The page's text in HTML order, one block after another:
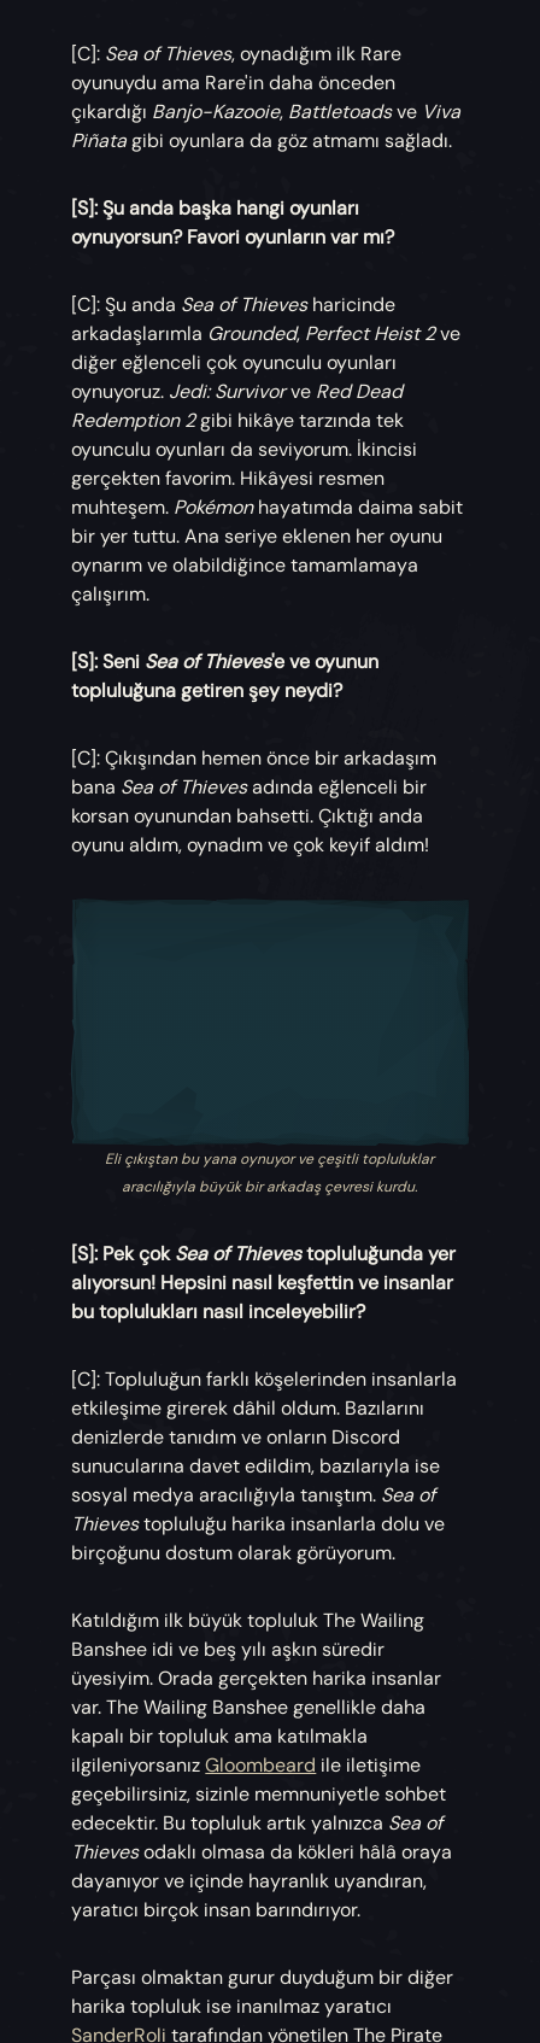
[C]: Sea of Thieves, oynadığım ilk Rare
oyunuydu ama Rare'in daha önceden
çıkardığı Banjo-Kazooie, Battletoadsve Viva
Piñatagibi oyunlara da göz atmamı sağladı.
[S]: Şu anda başka hangi oyunları
oynuyorsun? Favori oyunların var mı?
[C]: Şu anda Sea of Thievesharicinde
arkadaşlarımla Grounded, Perfect Heist 2ve
diğer eğlenceli çok oyunculu oyunları
oynuyoruz. Jedi: Survivorve Red Dead
Redemption 2gibi hikâye tarzında tek
oyunculu oyunları da seviyorum. İkincisi
gerçekten favorim. Hikâyesi resmen
muhteşem. Pokémonhayatımda daima sabit
bir yer tuttu. Ana seriye eklenen her oyunu
oynarım ve olabildiğince tamamlamaya
çalışırım.
[S]: Seni Sea of Thieves'e ve oyunun
topluluğuna getiren şey neydi?
[C]: Çıkışından hemen önce bir arkadaşım
bana Sea of Thievesadında eğlenceli bir
korsan oyunundan bahsetti. Çıktığı anda
oyunu aldım, oynadım ve çok keyif aldım!
Eli çıkıştan bu yana oynuyor ve çeşitli topluluklar
aracılığıyla büyük bir arkadaş çevresi kurdu.
[S]: Pek çokSea of Thievestopluluğunda yer
alıyorsun! Hepsini nasıl keşfettin ve insanlar
bu toplulukları nasıl inceleyebilir?
[C]: Topluluğun farklı köşelerinden insanlarla
etkileşime girerek dâhil oldum. Bazılarını
denizlerde tanıdım ve onların Discord
sunucularına davet edildim, bazılarıyla ise
sosyal medya aracılığıyla tanıştım. Sea of
Thievestopluluğu harika insanlarla dolu ve
birçoğunu dostum olarak görüyorum.
Katıldığım ilk büyük topluluk The Wailing
Banshee idi ve beş yılı aşkın süredir
üyesiyim. Orada gerçekten harika insanlar
var. The Wailing Banshee genellikle daha
kapalı bir topluluk ama katılmakla
ilgileniyorsanızGloombeard ile iletişime
geçebilirsiniz, sizinle memnuniyetle sohbet
edecektir. Bu topluluk artık yalnızca Sea of
Thievesodaklı olmasa da kökleri hâlâ oraya
dayanıyor ve içinde hayranlık uyandıran,
yaratıcı birçok insan barındırıyor.
Parçası olmaktan gurur duyduğum bir diğer
harika topluluk ise inanılmaz yaratıcı
SanderRoli tarafından yönetilen The Pirate